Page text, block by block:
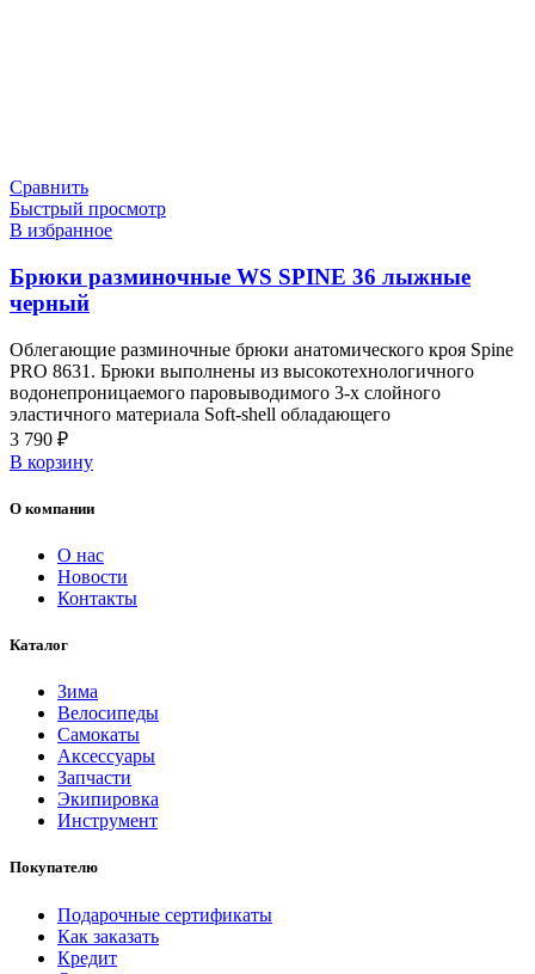
Сравнить
Быстрый просмотр
В избранное
Брюки разминочные WS SPINE 36 лыжные
черный
Облегающие разминочные брюки анатомического кроя Spine
PRO 8631. Брюки выполнены из высокотехнологичного
водонепроницаемого паровыводимого 3-х слойного
эластичного материала Soft-shell обладающего
3 790 ₽
В корзину
О компании
О нас
Новости
Контакты
Каталог
Зима
Велосипеды
Самокаты
Аксессуары
Запчасти
Экипировка
Инструмент
Покупателю
Подарочные сертификаты
Как заказать
Кредит